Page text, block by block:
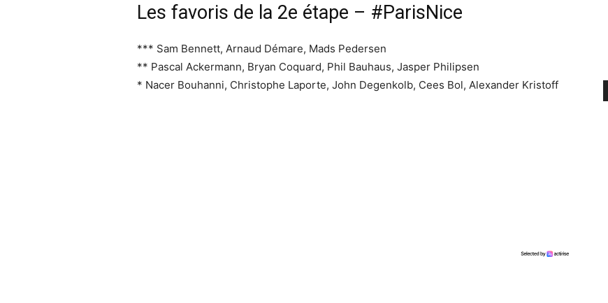
Les favoris de la 2e étape – #ParisNice
*** Sam Bennett, Arnaud Démare, Mads Pedersen
** Pascal Ackermann, Bryan Coquard, Phil Bauhaus, Jasper Philipsen
* Nacer Bouhanni, Christophe Laporte, John Degenkolb, Cees Bol, Alexander Kristoff